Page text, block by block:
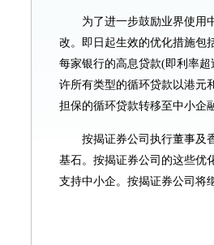
为了进一步鼓励业界使用
改。即日起生效的优化措施包
每家银行的高息贷款(即利率
许所有类型的循环贷款以港元
担保的循环贷款转移至中小企
按揭证券公司执行董事及
基石。按揭证券公司的这些优
支持中小企。按揭证券公司将